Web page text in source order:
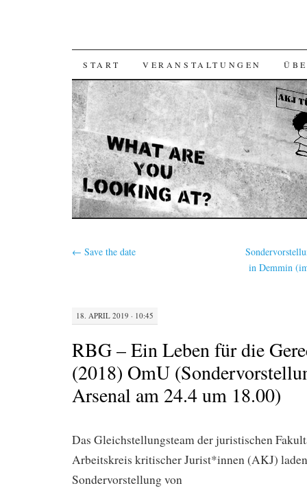
SKIP
TO
CONTENT
START VERANSTALTUNGEN
← Save the date
in Demmin
18. APRIL 2019 · 10:45
RBG – Ein Leben für die
(2018) OmU
Arsenal am 24.4 um 18.00)
Das Gleichstellungsteam der juristischen
Arbeitskreis kritischer Jurist*innen (AKJ)
Sondervorstellung von